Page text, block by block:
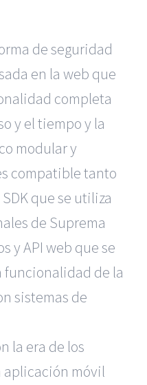
de seguridad
en la web que
completa
y el tiempo y la
modular y
compatible tanto
que se utiliza
de Suprema
y API web que se
funcionalidad de la
sistemas de
la era de los
aplicación móvil